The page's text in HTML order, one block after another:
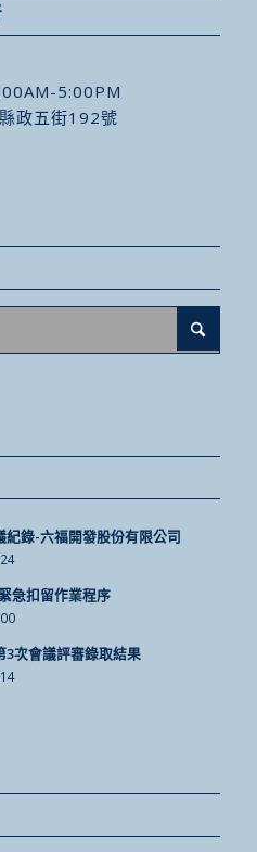
5:00PM
政五街192號
紀錄-六福開發股份有限公司
急扣留作業程序
3次會議評審錄取結果